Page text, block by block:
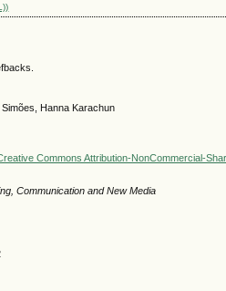
Hanna Karachun
Commons Attribution-NonCommercial-
Communication and New Media